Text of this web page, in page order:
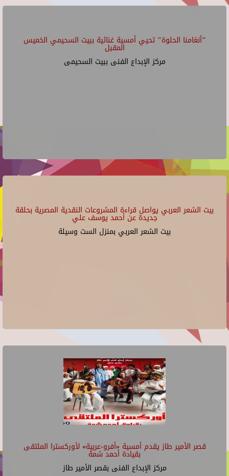
"أنغامنا الحلوة" تحيي أمسية غنائية ببيت السحيمي الخميس
المقبل
مركز الإبداع الفنى ببيت السحيمى
بيت الشعر العربي يواصل قراءة المشروعات النقدية المصرية بحلقة
جديدة عن أحمد يوسف علي
بيت الشعر العربي بمنزل الست وسيلة
قصر الأمير طاز يقدم أمسية «أفرو-عربية» لأوركسترا الملتقى
بقيادة أحمد شمة
مركز الإبداع الفنى بقصر الأمير طاز